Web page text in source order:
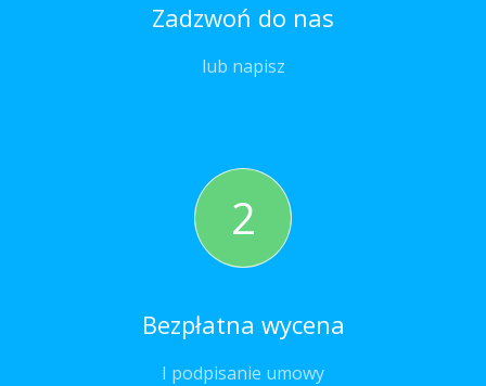
Zadzwoń do nas
lub napisz
2
Bezpłatna wycena
I podpisanie umowy